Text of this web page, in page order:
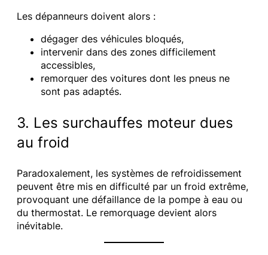
Les dépanneurs doivent alors :
dégager des véhicules bloqués,
intervenir dans des zones difficilement
accessibles,
remorquer des voitures dont les pneus ne
sont pas adaptés.
3. Les surchauffes moteur dues
au froid
Paradoxalement, les systèmes de refroidissement
peuvent être mis en difficulté par un froid extrême,
provoquant une défaillance de la pompe à eau ou
du thermostat. Le remorquage devient alors
inévitable.